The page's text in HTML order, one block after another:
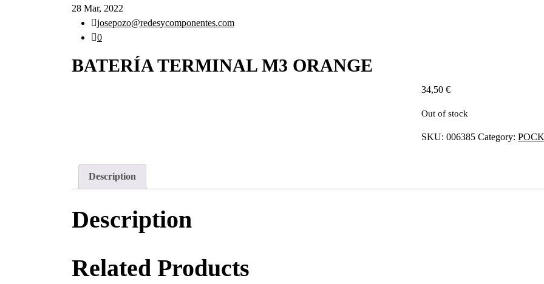
28 Mar, 2022
josepozo@redesycomponentes.com
0
BATERÍA TERMINAL M3 ORANGE
34,50€
Out of stock
SKU:006385 Category:
Description
Description
Related Products